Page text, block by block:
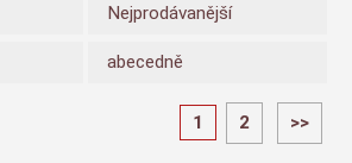
Nejprodávanější
abecedně
1 2 >>